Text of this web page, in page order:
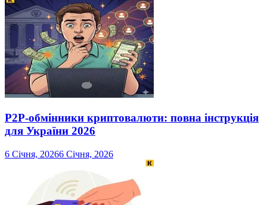
P2P-обмінники криптовалюти: повна інструкція
для України 2026
6 Січня, 20266 Січня, 2026